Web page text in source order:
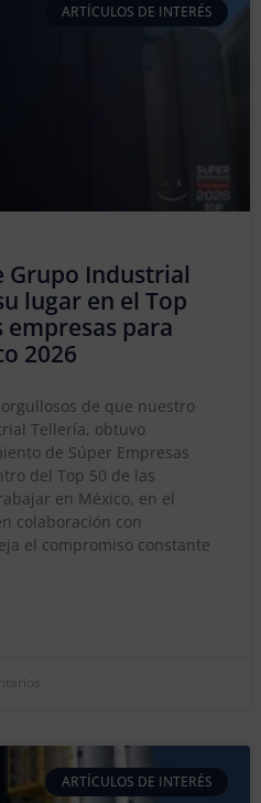
ARTÍCULOS DE INTERÉS
Grupo Industrial
lugar en el Top
empresas para
2026
de que nuestro
Tellería, obtuvo
de Súper Empresas
del Top 50 de las
en México, en el
colaboración con
el compromiso constante
ARTÍCULOS DE INTERÉS